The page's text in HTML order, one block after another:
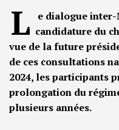
L
e dialogue
candidature du
vue de la future
de ces consultations
2024, les participants
prolongation du
plusieurs années.